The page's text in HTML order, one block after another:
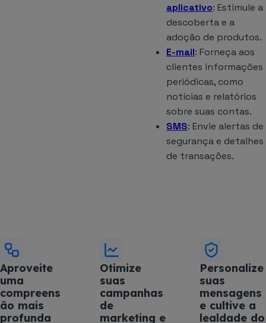
aplicativo: Estimule a
descoberta e a
adoção de produtos.
E-mail: Forneça aos
clientes informações
periódicas, como
notícias e relatórios
sobre suas contas.
SMS: Envie alertas de
segurança e detalhes
de transações.
Aproveite
uma
compreens
ão mais
profunda
Otimize
suas
campanhas
de
marketing e
Personalize
suas
mensagens
e cultive a
lealdade do